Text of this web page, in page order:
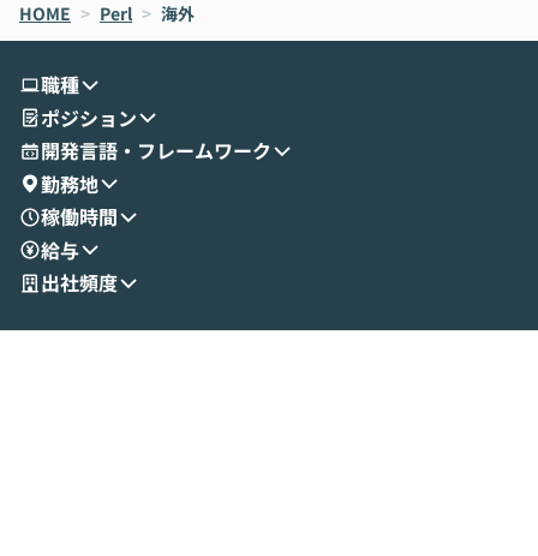
oworkの基本的な機能をご紹介いただきま
す。 続く公開デモでは、実際にCoworkを
せいただきます。数分でワークフローが完
成する手軽さや、Gmail等の外部サービス
とセキュアに連携できるポイントなど、実
演を通じて具体的なイメージをお届けしま
す。 後半のディスカッションでは、セキュ
リティの考え方や社内導入の進め方など、
現場目線でさらに深掘りしていきます。
「自分の業務をAIで自動化してみたいけ
いう方にこそ参加いただきたいイベントで
ント構築の最前
HOME > Perl > 海外
職種
ポジション
開発言語・フレームワーク
勤務地
稼働時間
給与
出社頻度